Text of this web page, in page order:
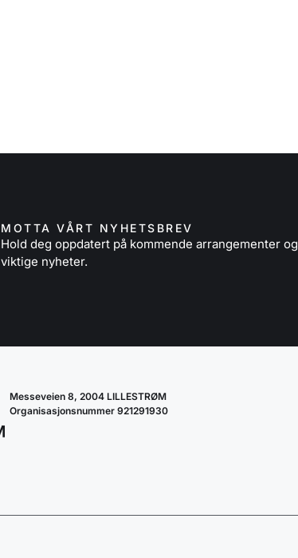
MOTTA VÅRT NYHETSBREV
Hold deg oppdatert på kommende arrangementer og
viktige nyheter.
Messeveien 8, 2004 LILLESTRØM
Organisasjonsnummer 921291930